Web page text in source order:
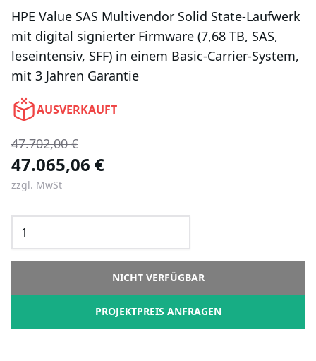
HPE Value SAS Multivendor Solid State-Laufwerk
mit digital signierter Firmware (7,68 TB, SAS,
leseintensiv, SFF) in einem Basic-Carrier-System,
mit 3 Jahren Garantie
AUSVERKAUFT
47.702,00 €
47.065,06 €
zzgl. MwSt
NICHT VERFÜGBAR
PROJEKTPREIS ANFRAGEN